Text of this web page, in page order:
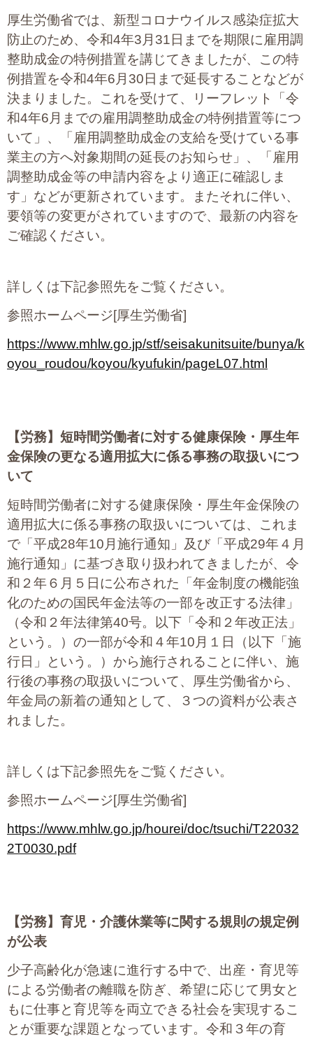
厚生労働省では、新型コロナウイルス感染症拡大
防止のため、令和4年3月31日までを期限に雇用調
整助成金の特例措置を講じてきましたが、この特
例措置を令和4年6月30日まで延長することなどが
決まりました。これを受けて、リーフレット「令
和4年6月までの雇用調整助成金の特例措置等につ
いて」、「雇用調整助成金の支給を受けている事
業主の方へ対象期間の延長のお知らせ」、「雇用
調整助成金等の申請内容をより適正に確認しま
す」などが更新されています。またそれに伴い、
要領等の変更がされていますので、最新の内容を
ご確認ください。
詳しくは下記参照先をご覧ください。
参照ホームページ[厚生労働省]
https://www.mhlw.go.jp/stf/seisakunitsuite/bunya/k
oyou_roudou/koyou/kyufukin/pageL07.html
【労務】 短時間労働者に対する健康保険・厚生年
金保険の更なる適用拡大に係る事務の取扱いにつ
いて
短時間労働者に対する健康保険・厚生年金保険の
適用拡大に係る事務の取扱いについては、これま
で「平成28年10月施行通知」及び「平成29年４月
施行通知」に基づき取り扱われてきましたが、令
和２年６月５日に公布された「年金制度の機能強
化のための国民年金法等の一部を改正する法律」
（令和２年法律第40号。以下「令和２年改正法」
という。）の一部が令和４年10月１日（以下「施
行日」という。）から施行されることに伴い、施
行後の事務の取扱いについて、厚生労働省から、
年金局の新着の通知として、３つの資料が公表さ
れました。
詳しくは下記参照先をご覧ください。
参照ホームページ[厚生労働省]
https://www.mhlw.go.jp/hourei/doc/tsuchi/T22032
2T0030.pdf
【労務】 育児・介護休業等に関する規則の規定例
が公表
少子高齢化が急速に進行する中で、出産・育児等
による労働者の離職を防ぎ、希望に応じて男女と
もに仕事と育児等を両立できる社会を実現するこ
とが重要な課題となっています。令和３年の育
お問い合わせ
プライバシーポリシー
06-6889-6018
営業時間: 9：00～18：009：00～18：00